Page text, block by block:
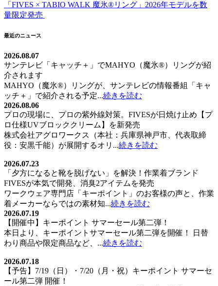
ナ
ビ
ー
シ
ョ
ン
「FIVES × TABIO WALK 魔氷®️リング」2026年モデルを数
量限定発売
最近のニュース
2026.08.07
サンテレビ「キャッチ＋」でMAHYO（魔氷®）リングが紹
介されます
MAHYO（魔氷®）リングが、サンテレビの情報番組「キャ
ッチ＋」で紹介される予定...続きを読む
2026.08.06
プロの現場に、プロの紫外線対策。FIVESが日焼け止め【プ
ロ仕様UVブロッククリーム】を新発売
株式会社アグロワークス（本社：兵庫県神戸市、代表取締
役：安黒千能）が展開するオリ...続きを読む
2026.07.23
「夕方になると靴を脱げない」を解決！作業着ブランド
FIVESが本気で開発、消臭2アイテムを発売
ワークウェア専門店「キーポイント」のお客様の声と、作業
着メーカーならではの素材知...続きを読む
2026.07.19
【開催中】キーポイント サマーセール第二弾！
本日より、キーポイントサマーセール第二弾を開催！ 日替
わり商品や限定商品など、...続きを読む
2026.07.18
【予告】7/19（日）・7/20（月・祝）キーポイント サマーセ
ール第二弾 開催！